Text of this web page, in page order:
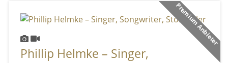
Premium Anbieter
Phillip Helmke – Singer,